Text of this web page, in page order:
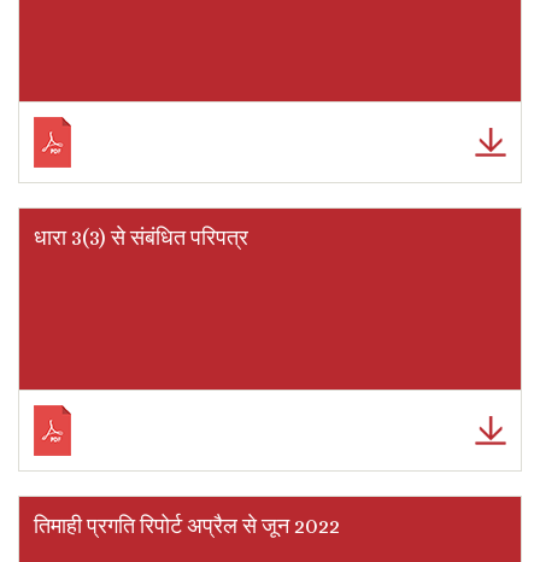
धारा 3(3) से संबंधित परिपत्र
तिमाही प्रगति रिपोर्ट अप्रैल से जून 2022